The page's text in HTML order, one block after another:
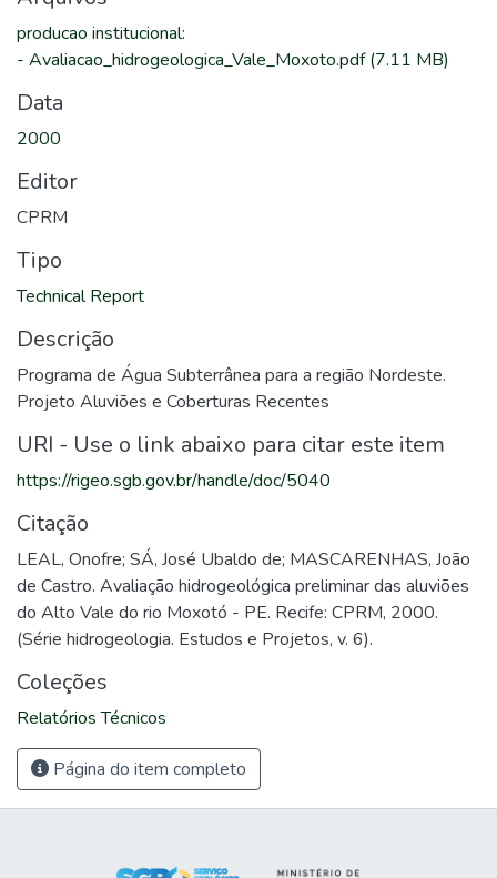
producao institucional:
- Avaliacao_hidrogeologica_Vale_Moxoto.pdf(7.11 MB)
Data
2000
Editor
CPRM
Tipo
Technical Report
Descrição
Programa de Água Subterrânea para a região Nordeste.
Projeto Aluviões e Coberturas Recentes
URI - Use o link abaixo para citar este item
https://rigeo.sgb.gov.br/handle/doc/5040
Citação
LEAL, Onofre; SÁ, José Ubaldo de; MASCARENHAS, João
de Castro. Avaliação hidrogeológica preliminar das aluviões
do Alto Vale do rio Moxotó - PE. Recife: CPRM, 2000.
(Série hidrogeologia. Estudos e Projetos, v. 6).
Coleções
Relatórios Técnicos
Página do item completo